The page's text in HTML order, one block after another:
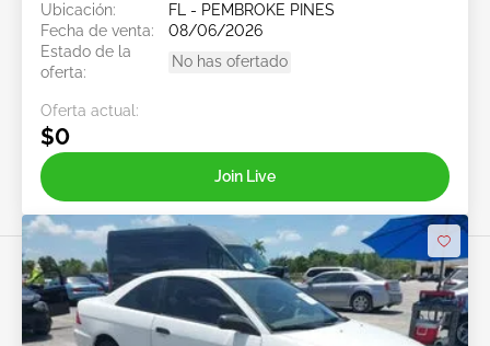
Ubicación:
FL - PEMBROKE PINES
Fecha de venta:
08/06/2026
Estado de la
oferta:
No has ofertado
Oferta actual:
$0
Join Live